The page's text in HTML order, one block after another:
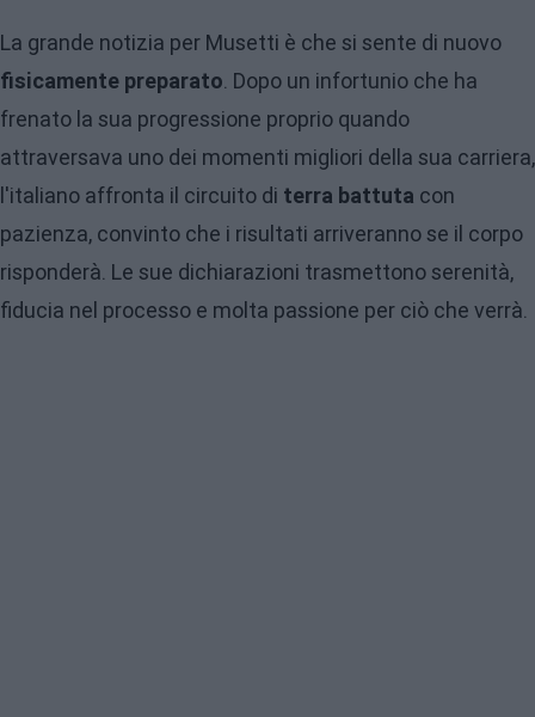
La grande notizia per Musetti è che si sente di nuovo
fisicamente preparato. Dopo un infortunio che ha
frenato la sua progressione proprio quando
attraversava uno dei momenti migliori della sua carriera,
l'italiano affronta il circuito di terra battuta con
pazienza, convinto che i risultati arriveranno se il corpo
risponderà. Le sue dichiarazioni trasmettono serenità,
fiducia nel processo e molta passione per ciò che verrà.